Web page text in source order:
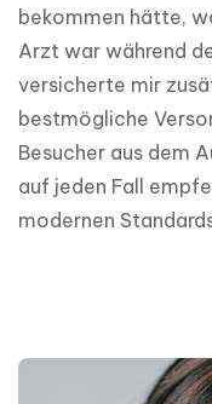
bekommen hätte,
Arzt war während
versicherte mir
bestmögliche
Besucher aus dem
auf jeden Fall
modernen